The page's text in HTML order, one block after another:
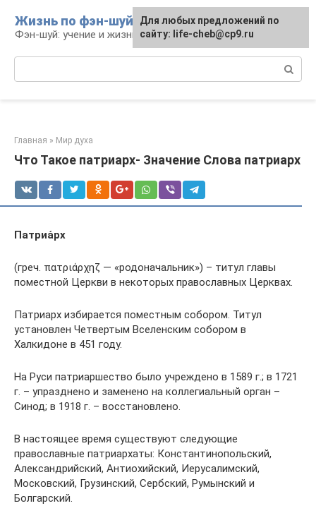
контенту
Жизнь по фэн-шуй
Фэн-шуй: учение и жизнь
Главная » Мир духа
Что Такое патриарх- Значение Слова патриарх
Патриа́рх
(греч. πατριάρχηζ — «родоначальник») – титул главы
поместной Церкви в некоторых православных Церквах.
Патриарх избирается поместным собором. Титул
установлен Четвертым Вселенским собором в
Халкидоне в 451 году.
На Руси патриаршество было учреждено в 1589 г.; в 1721
г. – упразднено и заменено на коллегиальный орган –
Синод; в 1918 г. – восстановлено.
В настоящее время существуют следующие
православные патриархаты: Константинопольский,
Александрийский, Антиохийский, Иерусалимский,
Московский, Грузинский, Сербский, Румынский и
Болгарский.
Для любых предложений по
сайту: life-cheb@cp9.ru
Для любых предложений по
сайту: life-cheb@cp9.ru